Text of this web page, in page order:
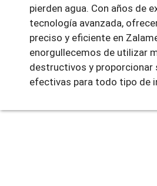
pierden agua. Con años de
tecnología avanzada,
preciso y eficiente en
enorgullecemos de utilizar
destructivos y proporcionar
efectivas para todo tipo de